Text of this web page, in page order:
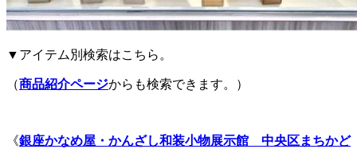
▼アイテム別検索はこちら。
（商品紹介ページからも検索できます。）
《銀座かなめ屋・かんざし和装小物展示館 中央区まちかど